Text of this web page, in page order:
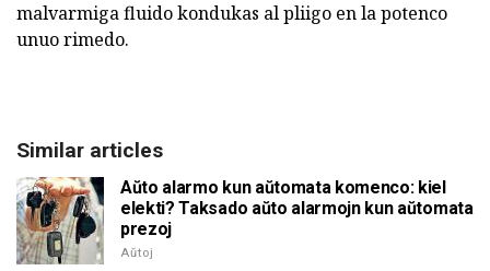
malvarmiga fluido kondukas al pliigo en la potenco
unuo rimedo.
Similar articles
Aŭto alarmo kun aŭtomata komenco: kiel
elekti? Taksado aŭto alarmojn kun aŭtomata
prezoj
Aŭtoj